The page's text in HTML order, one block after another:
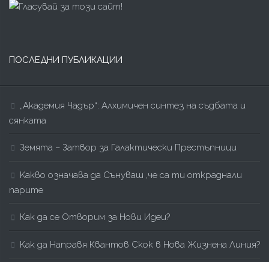
ПОСЛЕДНИ ПУБЛИКАЦИИ
„Академия Чадър“: Алхимичен синтез на съдбата и
сянката
Земята – Затвор за Галактически Престъпници
Kакво означава да Сънуваш ,че са ти откраднали
парите
Как да се Отворим за Нови Идеи?
Как да Направя Квантов Скок в Нова Жизнена Линия?